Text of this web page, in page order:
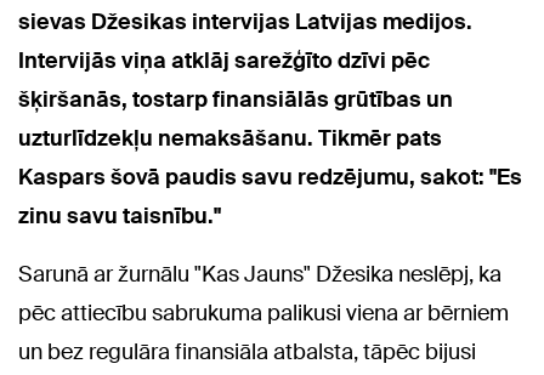
sievas Džesikas intervijas Latvijas medijos.
Intervijās viņa atklāj sarežģīto dzīvi pēc
šķiršanās, tostarp finansiālās grūtības un
uzturlīdzekļu nemaksāšanu. Tikmēr pats
Kaspars šovā paudis savu redzējumu, sakot: "Es
zinu savu taisnību."
Sarunā ar žurnālu "Kas Jauns" Džesika neslēpj, ka
pēc attiecību sabrukuma palikusi viena ar bērniem
un bez regulāra finansiāla atbalsta, tāpēc bijusi